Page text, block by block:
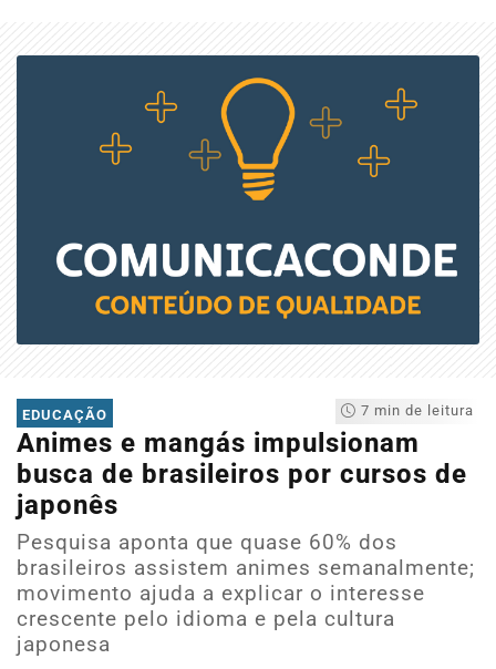
7 min de leitura
EDUCAÇÃO
Animes e mangás impulsionam
busca de brasileiros por cursos de
japonês
Pesquisa aponta que quase 60% dos
brasileiros assistem animes semanalmente;
movimento ajuda a explicar o interesse
crescente pelo idioma e pela cultura
japonesa